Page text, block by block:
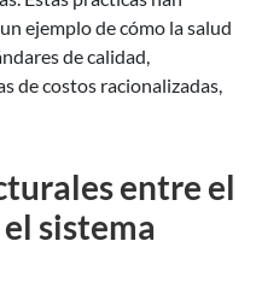
ejemplo de cómo la salud
de calidad,
de costos racionalizadas,
entre el
sistema